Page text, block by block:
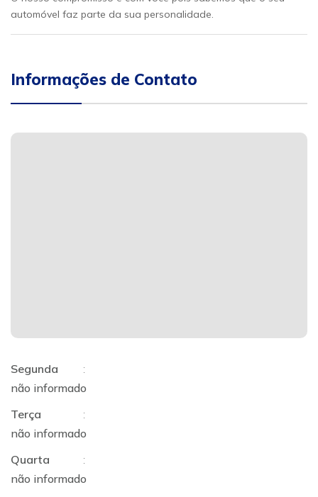
automóvel faz parte da sua personalidade.
Informações de Contato
Segunda
:
não informado
Terça
:
não informado
Quarta
:
não informado